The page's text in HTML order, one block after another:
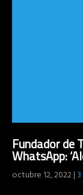
Fundador de
WhatsApp:
octubre 12, 2022|